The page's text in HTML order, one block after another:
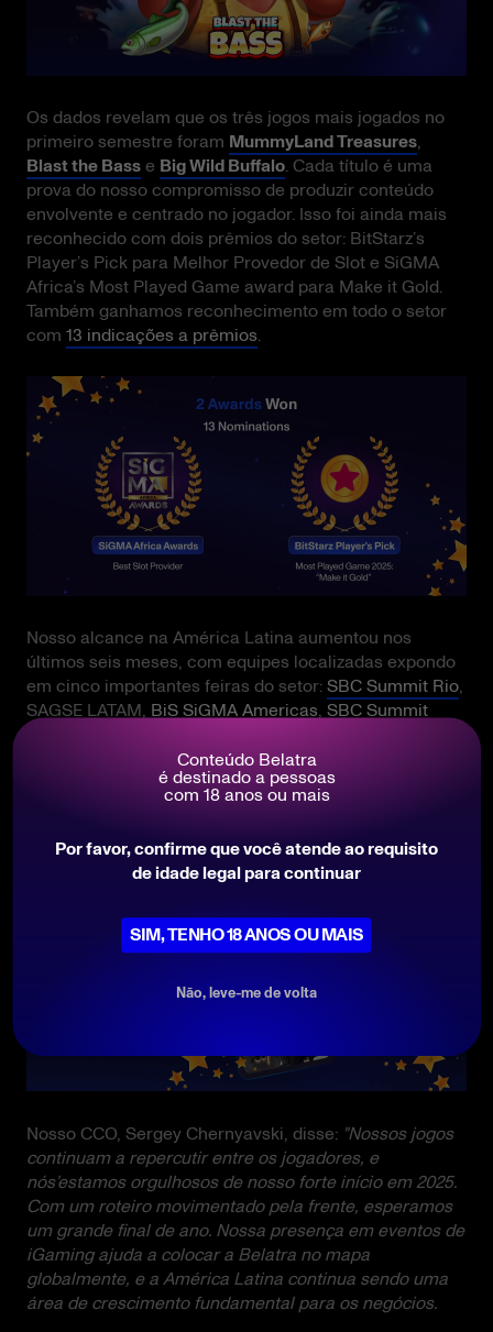
Os dados revelam que os três jogos mais jogados no
primeiro semestre foram MummyLand Treasures,
Blast the Basse Big Wild Buffalo. Cada título é uma
prova do nosso compromisso de produzir conteúdo
envolvente e centrado no jogador. Isso foi ainda mais
reconhecido com dois prêmios do setor: BitStarz’s
Player’s Pick para Melhor Provedor de Slot e SiGMA
Africa’s Most Played Game award para Make it Gold.
Também ganhamos reconhecimento em todo o setor
com 13 indicações a prêmios.
Nosso alcance na América Latina aumentou nos
últimos seis meses, com equipes localizadas expondo
em cinco importantes feiras do setor:SBC Summit Rio,
SAGSE LATAM, BiS SiGMA Americas, SBC Summit
oportunidades inestimáveis para conversar com
parceiros, apresentar novos lançamentos e consolidar
nossa posição no mercado latino-americano, que está
Nosso CCO, Sergey Chernyavski, disse: "Nossos jogos
continuam a repercutir entre os jogadores, e
nós’estamos orgulhosos de nosso forte início em 2025.
Com um roteiro movimentado pela frente, esperamos
um grande final de ano. Nossa presença em eventos de
iGaming ajuda a colocar a Belatra no mapa
globalmente, e a América Latina continua sendo uma
área de crescimento fundamental para os negócios.
Conteúdo Belatra
é destinado a pessoas
com 18 anos ou mais
Por favor, confirme que você atende ao requisito
de idade legal para continuar
SIM, TENHO 18 ANOS OU MAIS
Não, leve-me de volta